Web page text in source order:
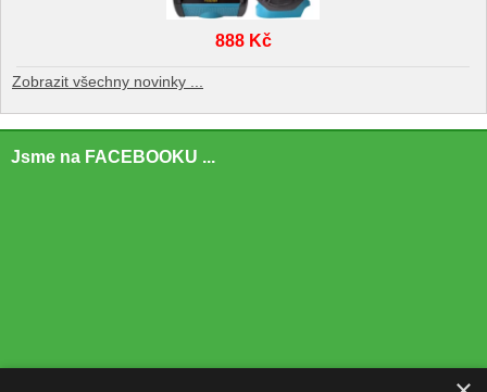
888 Kč
Zobrazit všechny novinky ...
Jsme na FACEBOOKU ...